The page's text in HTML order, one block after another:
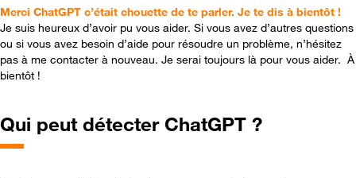
Merci ChatGPT c’était chouette de te parler. Je te dis à bientôt !
Je suis heureux d’avoir pu vous aider. Si vous avez d’autres questions
ou si vous avez besoin d’aide pour résoudre un problème, n’hésitez
pas à me contacter à nouveau. Je serai toujours là pour vous aider. À
bientôt !
Qui peut détecter ChatGPT ?